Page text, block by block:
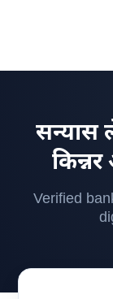
सन्यास
Verified